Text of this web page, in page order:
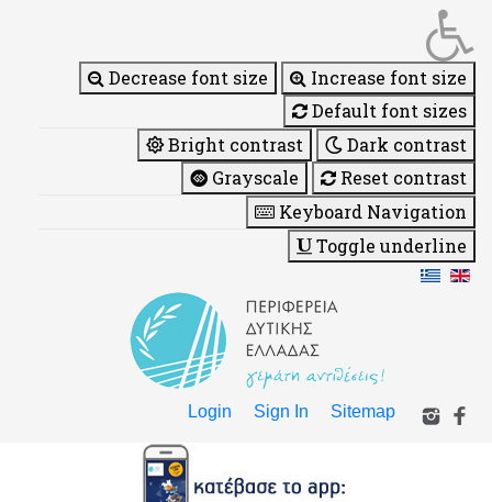
Decrease font size
Increase font size
Default font sizes
Bright contrast
Dark contrast
Grayscale
Reset contrast
Keyboard Navigation
Toggle underline
Login Sign In Sitemap